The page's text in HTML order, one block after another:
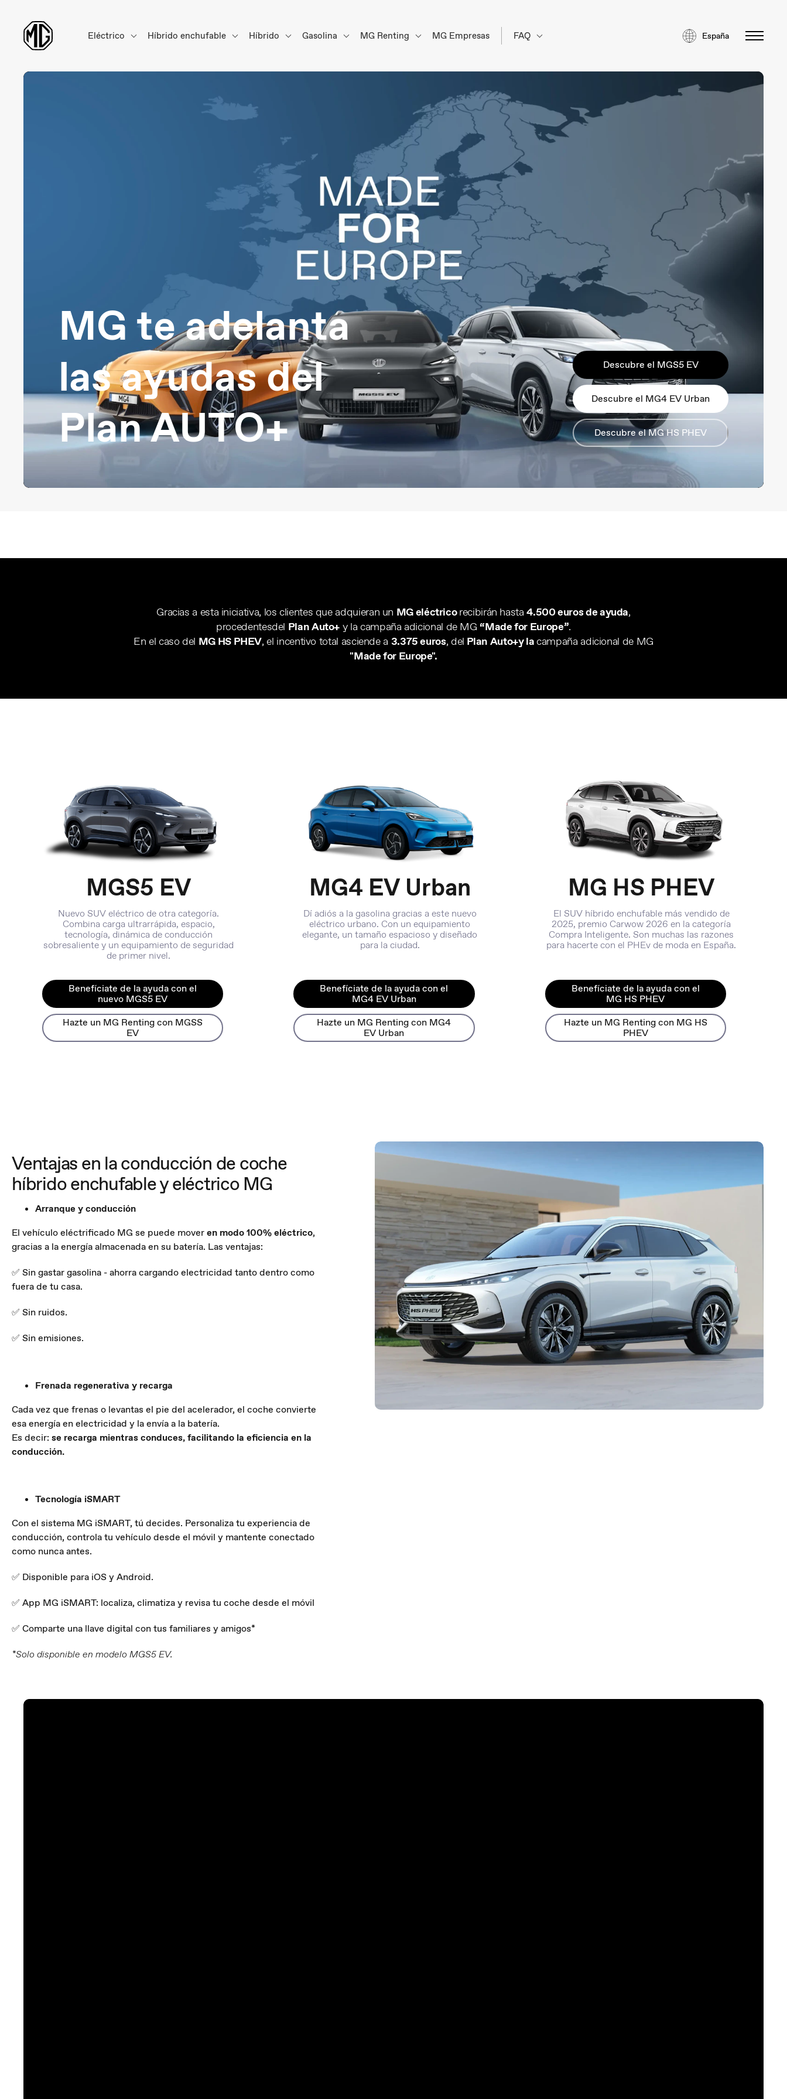
Eléctrico Híbrido enchufable Híbrido Gasolina MG Renting MG Empresas FAQ España
MG te adelanta
las ayudas del
Plan AUTO+
Descubre el MGS5 EV
Descubre el MG4 EV Urban
Descubre el MG HS PHEV
Gracias a esta iniciativa, los clientes que adquieran un MG eléctricorecibirán hasta4.500 euros de ayuda,
procedentesdel Plan Auto+ y la campaña adicional de MG “Made for Europe”.
En el caso del MG HS PHEV, el incentivo total asciende a 3.375 euros, del Plan Auto+y la campaña adicional de MG
"Made for Europe".
MGS5 EV
Nuevo SUV eléctrico de otra categoría.
Combina carga ultrarrápida, espacio,
tecnología, dinámica de conducción
sobresaliente y un equipamiento de seguridad
de primer nivel.
Benefíciate de la ayuda con el
nuevo MGS5 EV
Hazte un MG Renting con MGSS
EV
MG4 EV Urban
Dí adiós a la gasolina gracias a este nuevo
eléctrico urbano. Con un equipamiento
elegante, un tamaño espacioso y diseñado
para la ciudad.
Benefíciate de la ayuda con el
MG4 EV Urban
Hazte un MG Renting con MG4
EV Urban
MG HS PHEV
El SUV híbrido enchufable más vendido de
2025, premio Carwow 2026 en la categoría
Compra Inteligente. Son muchas las razones
para hacerte con el PHEv de moda en España.
Benefíciate de la ayuda con el
MG HS PHEV
Hazte un MG Renting con MG HS
PHEV
Ventajas en la conducción de coche
híbrido enchufable y eléctrico MG
Arranque y conducción
El vehículo eléctrificado MG se puede moveren modo 100% eléctrico,
gracias a la energía almacenada en su batería. Las ventajas:
✅ Sin gastar gasolina - ahorra cargando electricidad tanto dentro como
fuera de tu casa.
✅ Sin ruidos.
✅ Sin emisiones.
Frenada regenerativa y recarga
Cada vez que frenas o levantas el pie del acelerador, el coche convierte
esa energía en electricidad y la envía a la batería.
Es decir: se recarga mientras conduces, facilitando la eficiencia en la
conducción.
Tecnología iSMART
Con el sistema MG iSMART, tú decides. Personaliza tu experiencia de
conducción, controla tu vehículo desde el móvil y mantente conectado
como nunca antes.
✅ Disponible para iOS y Android.
✅ App MG iSMART: localiza, climatiza y revisa tu coche desde el móvil
✅ Comparte una llave digital con tus familiares y amigos*
*Solo disponible en modelo MGS5 EV.